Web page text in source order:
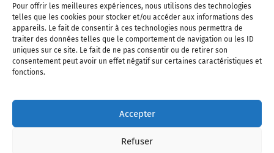
Pour offrir les meilleures expériences, nous utilisons des technologies
telles que les cookies pour stocker et/ou accéder aux informations des
appareils. Le fait de consentir à ces technologies nous permettra de
traiter des données telles que le comportement de navigation ou les ID
uniques sur ce site. Le fait de ne pas consentir ou de retirer son
consentement peut avoir un effet négatif sur certaines caractéristiques et
fonctions.
Accepter
Refuser
Qui sommes-nous Publiez votre annonce
Adhérer à l’association Nous contacter
Politique de cookies (UE)